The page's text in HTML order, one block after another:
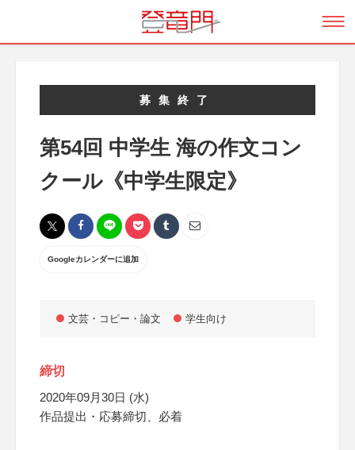
募集終了
第54回 中学生 海の作文コン
クール《中学生限定》
Googleカレンダーに追加
文芸・コピー・論文 学生向け
締切
2020年09月30日 (水)
作品提出・応募締切、必着